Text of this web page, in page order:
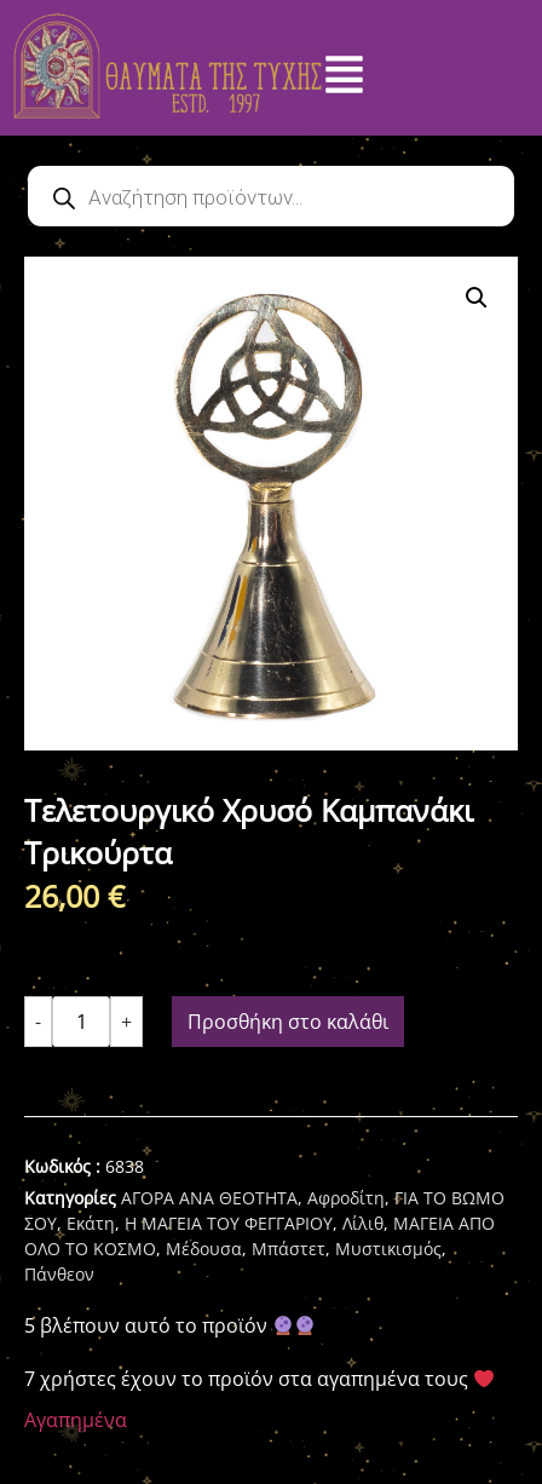
Τελετουργικό Χρυσό Καμπανάκι
Τρικούρτα
26,00 €
- + Προσθήκη στο καλάθι
Κωδικός : 6838
Κατηγορίες ΑΓΟΡΑ ΑΝΑ ΘΕΟΤΗΤΑ, Αφροδίτη,ΓΙΑ ΤΟ ΒΩΜΟ
ΣΟΥ, Εκάτη, Η ΜΑΓΕΙΑ ΤΟΥ ΦΕΓΓΑΡΙΟΥ, Λίλιθ, ΜΑΓΕΙΑ ΑΠΟ
ΟΛΟ ΤΟ ΚΟΣΜΟ, Μέδουσα, Μπάστετ, Μυστικισμός,
Πάνθεον
5 βλέπουν αυτό το προϊόν
7 χρήστες έχουν το προϊόν στα αγαπημένα τους
Αγαπημένα